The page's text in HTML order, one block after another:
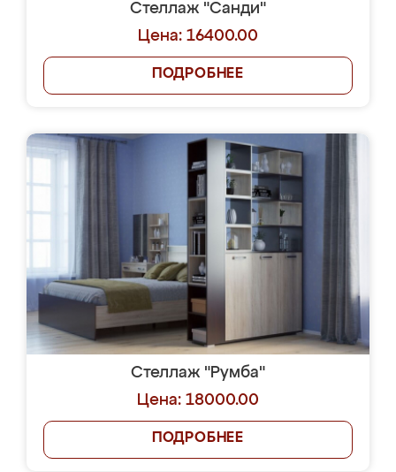
Стеллаж "Санди"
Цена: 16400.00
ПОДРОБНЕЕ
Стеллаж "Румба"
Цена: 18000.00
ПОДРОБНЕЕ